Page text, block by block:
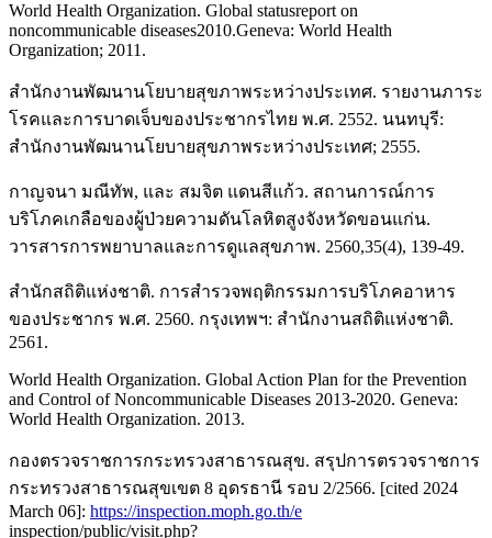
World Health Organization. Global statusreport on
noncommunicable diseases2010.Geneva: World Health
Organization; 2011.
สำนักงานพัฒนานโยบายสุขภาพระหว่างประเทศ. รายงานภาระ
โรคและการบาดเจ็บของประชากรไทย พ.ศ. 2552. นนทบุรี:
สำนักงานพัฒนานโยบายสุขภาพระหว่างประเทศ; 2555.
กาญจนา มณีทัพ, และ สมจิต แดนสีแก้ว. สถานการณ์การ
บริโภคเกลือของผู้ป่วยความดันโลหิตสูงจังหวัดขอนแก่น.
วารสารการพยาบาลและการดูแลสุขภาพ. 2560,35(4), 139-49.
สำนักสถิติแห่งชาติ. การสำรวจพฤติกรรมการบริโภคอาหาร
ของประชากร พ.ศ. 2560. กรุงเทพฯ: สำนักงานสถิติแห่งชาติ.
2561.
World Health Organization. Global Action Plan for the Prevention
and Control of Noncommunicable Diseases 2013-2020. Geneva:
World Health Organization. 2013.
กองตรวจราชการกระทรวงสาธารณสุข. สรุปการตรวจราชการ
กระทรวงสาธารณสุขเขต 8 อุดรธานี รอบ 2/2566. [cited 2024
March 06]: https://inspection.moph.go.th/e
inspection/public/visit.php?